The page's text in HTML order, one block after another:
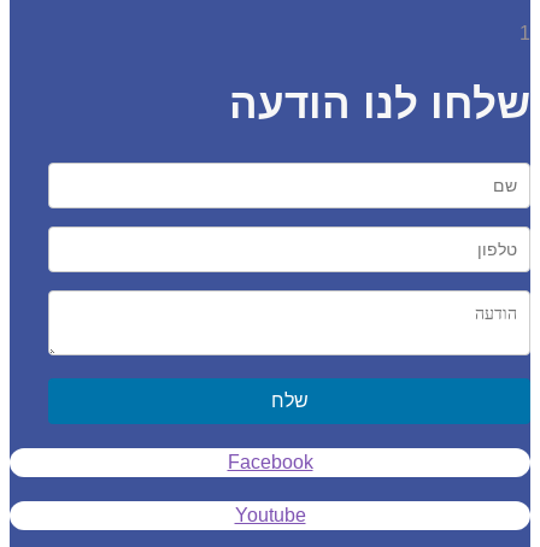
לנו הודעה
שלח
Facebook
Youtube